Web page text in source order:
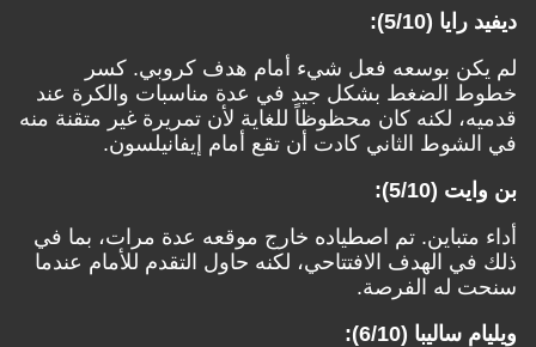
ديفيد رايا (5/10):
لم يكن بوسعه فعل شيء أمام هدف كروبي. كسر
خطوط الضغط بشكل جيد في عدة مناسبات والكرة عند
قدميه، لكنه كان محظوظاً للغاية لأن تمريرة غير متقنة منه
في الشوط الثاني كادت أن تقع أمام إيفانيلسون.
بن وايت (5/10):
أداء متباين. تم اصطياده خارج موقعه عدة مرات، بما في
ذلك في الهدف الافتتاحي، لكنه حاول التقدم للأمام عندما
سنحت له الفرصة.
ويليام ساليبا (6/10):